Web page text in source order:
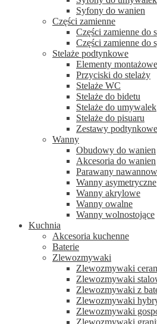
Syfony do wanien
Części zamienne
Części zamienne do
Części zamienne do
Stelaże podtynkowe
Elementy montażowe
Przyciski do stelaży
Stelaże WC
Stelaże do bidetu
Stelaże do umywalek
Stelaże do pisuaru
Zestawy podtynkowe
Wanny
Obudowy do wanien
Akcesoria do wanien
Parawany
Wanny asymetryczne
Wanny akrylowe
Wanny owalne
Wanny wolnostojące
Kuchnia
Akcesoria kuchenne
Baterie
Zlewozmywaki
Zlewozmywaki
Zlewozmywaki
Zlewozmywaki z
Zlewozmywaki
Zlewozmywaki
Zlewozmywaki